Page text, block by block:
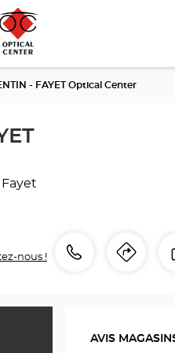
- FAYET Optical Center
nous !Appeler
de
Opticien
Appeler
AVIS